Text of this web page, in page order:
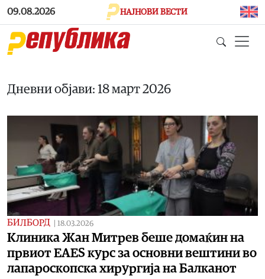
Skip to main content
09.08.2026 НАЈНОВИ ВЕСТИ
Дневни објави: 18 март 2026
БИЛБОРД 18.03.2026
Клиника Жан Митрев беше домаќин на
првиот EAES курс за основни вештини во
лапароскопска хирургија на Балканот